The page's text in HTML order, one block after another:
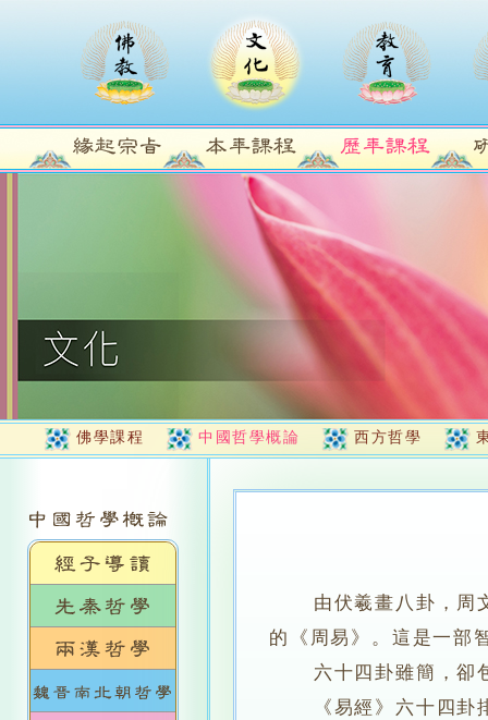
佛學課程 中國哲學概論 西方哲學
由伏羲畫八卦，周
的《周易》。這是一部
六十四卦雖簡，卻包
《易經》六十四卦排